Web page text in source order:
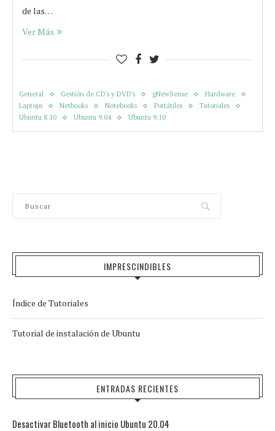
de las…
Ver Más
General Gestión de CD's y DVD's gNewSense
Hardware
Laptops
Netbooks Notebooks Portátiles
Tutoriales
Ubuntu 8.10
Ubuntu 9.04 Ubuntu 9.10
IMPRESCINDIBLES
Índice de Tutoriales
Tutorial de instalación de Ubuntu
ENTRADAS RECIENTES
Desactivar Bluetooth al inicio Ubuntu 20.04